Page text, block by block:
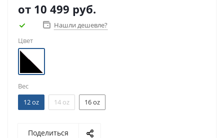
от 10 499 руб.
Нашли дешевле?
Цвет
Вес
12 oz
14 oz 16 oz
Поделиться